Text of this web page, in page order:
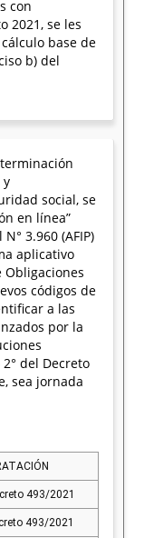
con
2021, se les
base de
b) del
y
social, se
en línea”
3.960 (AFIP)
aplicativo
Obligaciones
códigos de
a las
por la
del Decreto
sea jornada
493/2021
493/2021